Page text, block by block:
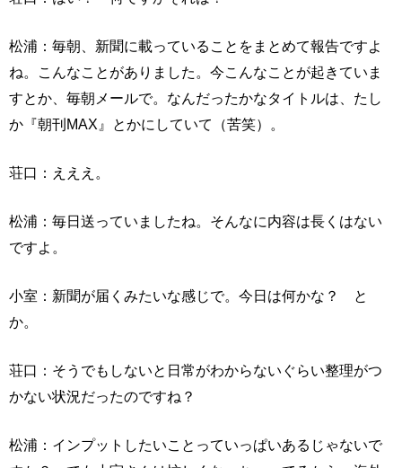
松浦：毎朝、新聞に載っていることをまとめて報告ですよ
ね。こんなことがありました。今こんなことが起きていま
すとか、毎朝メールで。なんだったかなタイトルは、たし
か『朝刊MAX』とかにしていて（苦笑）。
荘口：えええ。
松浦：毎日送っていましたね。そんなに内容は長くはない
ですよ。
小室：新聞が届くみたいな感じで。今日は何かな？ と
か。
荘口：そうでもしないと日常がわからないぐらい整理がつ
かない状況だったのですね？
松浦：インプットしたいことっていっぱいあるじゃないで